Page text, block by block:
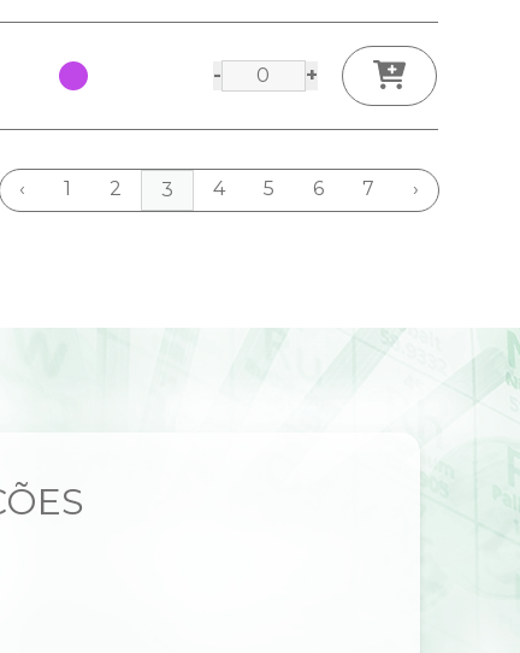
- +
‹ 1 2 3 4 5 6 7 ›